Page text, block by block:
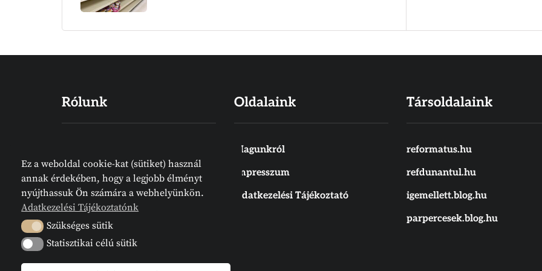
Rólunk
Igéje, amelyet emberek írtak
ugyan, de nem emberektől jön.
Meg van írva. Az Írás örök
bennünket.
Oldalaink
Magunkról
Impresszum
Adatkezelési Tájékoztató
Társoldalaink
reformatus.hu
refdunantul.hu
igemellett.blog.hu
parpercesek.blog.hu
Ez a weboldal cookie-kat (sütiket) használ
annak érdekében, hogy a legjobb élményt
nyújthassuk Ön számára a webhelyünkön.
Adatkezelési Tájékoztatónk
Szükséges sütik
Szükséges sütik
Statisztikai célú sütik
Statisztikai célú sütik